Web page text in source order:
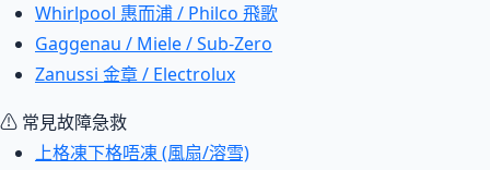
Whirlpool 惠而浦 / Philco 飛歌
Gaggenau / Miele / Sub-Zero
Zanussi 金章 / Electrolux
⚠ 常見故障急救
上格凍下格唔凍 (風扇/溶雪)